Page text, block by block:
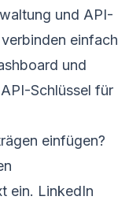
und API-
einfach
und
Schlüssel für
einfügen?
ein. LinkedIn